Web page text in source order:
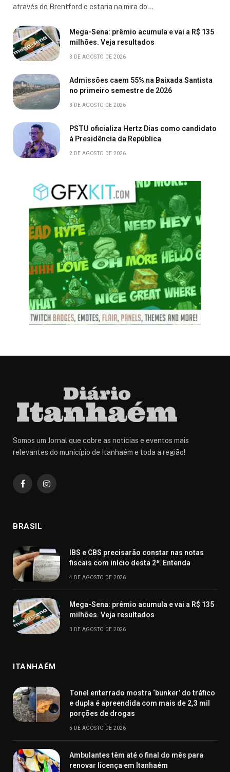
através do Brentford e estaria na mira do…
Mega-Sena: prêmio acumula e vai a R$ 135
milhões. Veja resultados
3 DE AGOSTO DE 2026
Admissões caem 55% na Baixada Santista
no primeiro semestre de 2026
3 DE AGOSTO DE 2026
PSTU oficializa Hertz Dias como candidato
à Presidência da República
2 DE AGOSTO DE 2026
Somos um Jornal que cobre as notícias e eventos mais
relevantes do município de Itanhaém e toda a região!
FacebookInstagram
BRASIL
IBS e CBS precisarão constar nas notas
fiscais com início desta 2ª. Entenda
4 DE AGOSTO DE 2026
Mega-Sena: prêmio acumula e vai a R$ 135
milhões. Veja resultados
3 DE AGOSTO DE 2026
ITANHAÉM
Tonel enterrado mostra ‘bunker’ do tráfico
e dupla é apreendida com mais de 2,3 mil
porções de drogas
5 DE AGOSTO DE 2026
Ambulantes têm até o final do mês para
renovar licença em Itanhaém